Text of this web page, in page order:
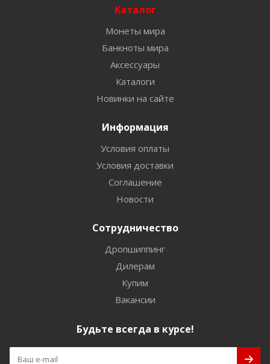
Каталог
Монеты мира
Банкноты мира
Аксессуары
Каталоги
Новинки на сайте
Информация
Условия оплаты
Условия доставки
Соглашение
Новости
Сотрудничество
Дропшиппинг
Дилерам
Купим
Вакансии
Будьте всегда в курсе!